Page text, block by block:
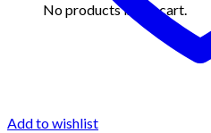
No products in the cart.
Add to wishlist